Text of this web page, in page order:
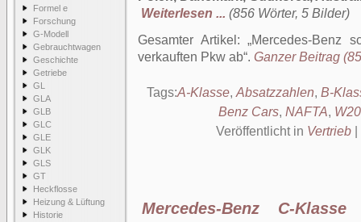
Formel e
Forschung
G-Modell
Gebrauchtwagen
Geschichte
Getriebe
GL
GLA
GLB
GLC
GLE
GLK
GLS
GT
Heckflosse
Heizung & Lüftung
Historie
Weiterlesen ... (856 Wörter, 5 Bilder)
Gesamter Artikel: Mercedes-Benz
verkauften Pkw ab . Ganzer Beitrag
Tags:A-Klasse, Absatzzahlen, B-
Benz Cars, NAFTA,
Veröffentlicht in Vertrieb
Mercedes-Benz C-